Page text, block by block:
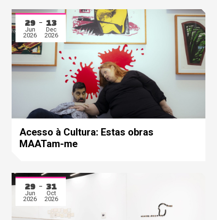
29
Jun
2026
13
Dec
2026
Acesso à Cultura: Estas obras
MAATam-me
29
Jun
2026
31
Oct
2026